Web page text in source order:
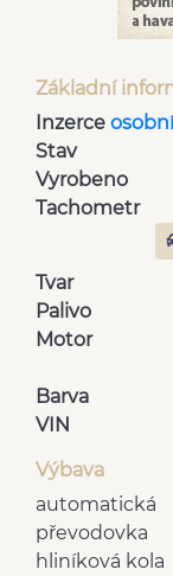
Základní
Inzerce
Stav
Vyrobeno
Tachometr
Tvar
Palivo
Motor
Barva
VIN
Výbava
automatická
převodovka
hliníková kola